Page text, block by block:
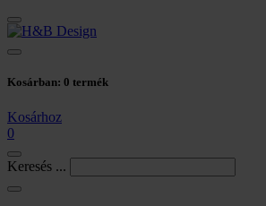
Kosárban: 0 termék
Kosárhoz
0
Keresés ...